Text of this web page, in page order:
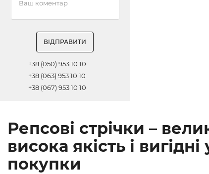
ВІДПРАВИТИ
+38 (050) 953 10 10
+38 (063) 953 10 10
+38 (067) 953 10 10
Репсові стрічки –
висока якість і
покупки